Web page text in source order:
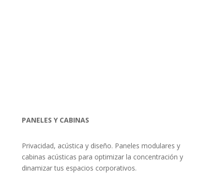
PANELES Y CABINAS
Privacidad, acústica y diseño. Paneles modulares y
cabinas acústicas para optimizar la concentración y
dinamizar tus espacios corporativos.